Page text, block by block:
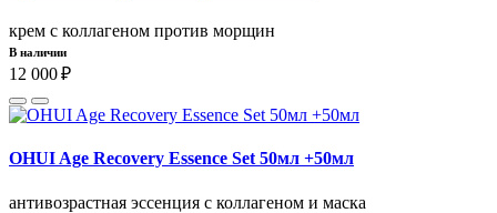
крем с коллагеном против морщин
В наличии
12 000 ₽
OHUI Age Recovery Essence Set 50мл +50мл
антивозрастная эссенция с коллагеном и маска